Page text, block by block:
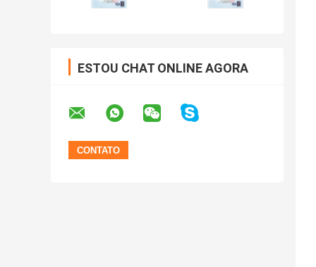
ESTOU CHAT ONLINE AGORA